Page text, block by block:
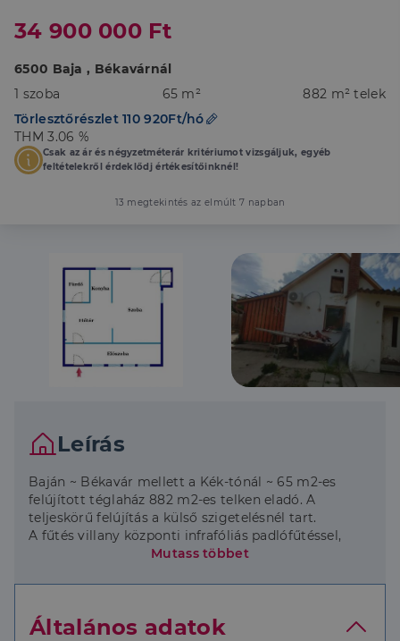
34 900 000 Ft
6500 Baja , Békavárnál
1 szoba
65 m²
882 m² telek
Törlesztőrészlet 110 920Ft/hó
THM 3.06 %
Csak az ár és négyzetméterár kritériumot vizsgáljuk, egyéb
feltételekről érdeklődj értékesítőinknél!
13 megtekintés az elmúlt 7 napban
Leírás
Baján ~ Békavár mellett a Kék-tónál ~ 65 m2-es
felújított téglaház 882 m2-es telken eladó. A
teljeskörű felújítás a külső szigetelésnél tart.
A fűtés villany központi infrafóliás padlófűtéssel,
illetve hűtő-fűtő klímaberendezéssel megoldott.
állapotra vonatkozik.
távolságra található közel 4 hektáros vízfelület ~
Mutass többet
Általános adatok